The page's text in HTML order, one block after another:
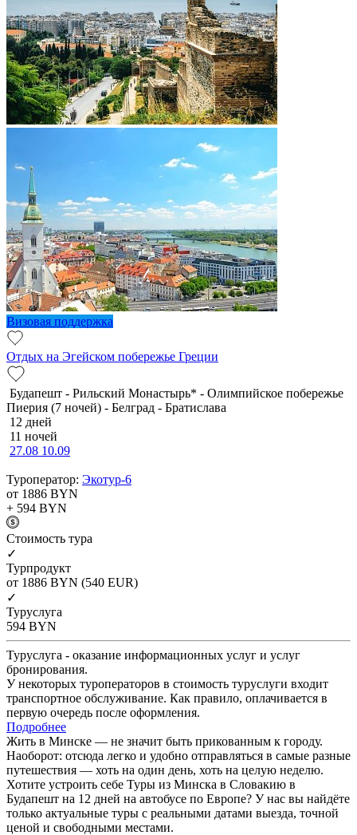
Визовая поддержка
Отдых на Эгейском побережье Греции
Будапешт - Рильский Монастырь* - Олимпийское побережье
Пиерия (7 ночей) - Белград - Братислава
12 дней
11 ночей
27.08 10.09
Туроператор: Экотур-6
от 1886 BYN
+ 594 BYN
Cтоимость тура
✓
Турпродукт
от 1886 BYN (540 EUR)
✓
Туруслуга
594 BYN
Туруслуга - оказание информационных услуг и услуг
бронирования.
У некоторых туроператоров в стоимость туруслуги входит
транспортное обслуживание. Как правило, оплачивается в
первую очередь после оформления.
Подробнее
Жить в Минске — не значит быть прикованным к городу.
Наоборот: отсюда легко и удобно отправляться в самые разные
путешествия — хоть на один день, хоть на целую неделю.
Хотите устроить себе Туры из Минска в Словакию в
Будапешт на 12 дней на автобусе по Европе? У нас вы найдёте
только актуальные туры с реальными датами выезда, точной
ценой и свободными местами.